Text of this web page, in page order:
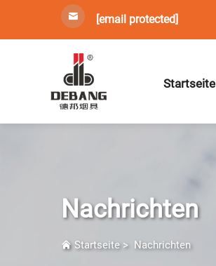
[email protected]
Startseite
Nachrichten
Startseite> Nachrichten